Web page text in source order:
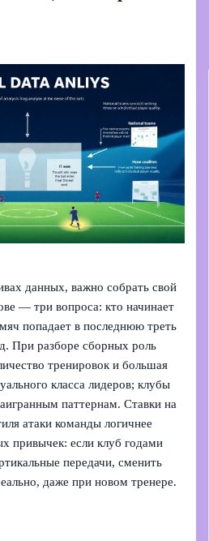
данных, важно собрать свой
— три вопроса: кто начинает
попадает в последнюю треть
При разборе сборных роль
тренировок и большая
класса лидеров; клубы
паттернам. Ставки на
атаки команды логичнее
привычек: если клуб годами
передачи, сменить
даже при новом тренере.